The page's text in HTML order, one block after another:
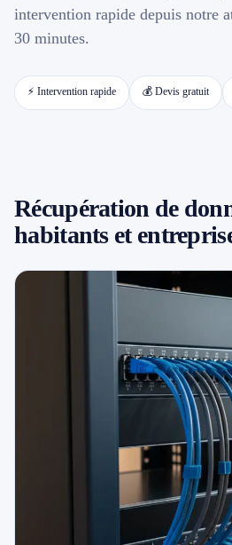
Broye
→ Toutes les zones d'intervention (21
079 716 53 82
intervention rapide depuis notre
30 minutes.
⚡ Intervention rapide 💰 Devis gratuit
Récupération de
habitants et